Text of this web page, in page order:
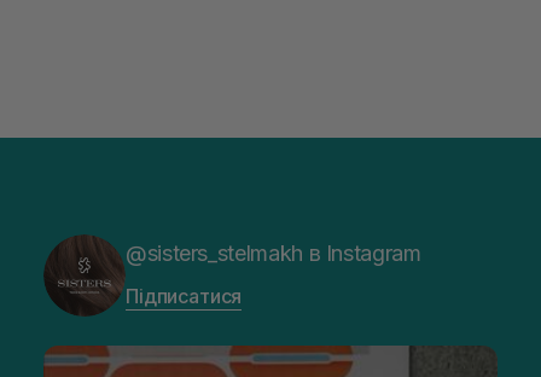
@sisters_stelmakh в Instagram
Підписатися